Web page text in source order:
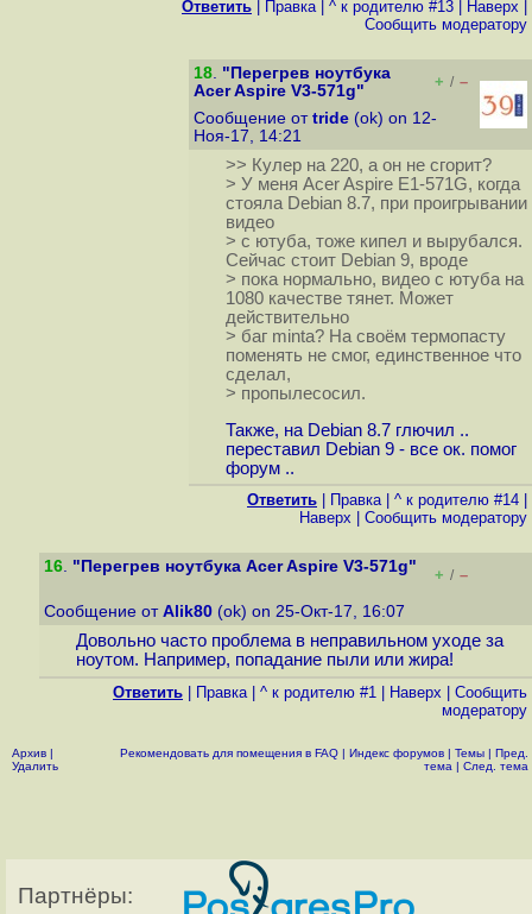
Ответить Правка| ^ к родителю #13 Наверх
Cообщить модератору
18. "Перегрев ноутбука
Acer Aspire V3-571g"
+ / –
Сообщение от tride (ok) on 12-
Ноя-17, 14:21
>> Кулер на 220, а он не сгорит?
> У меня Acer Aspire E1-571G, когда
стояла Debian 8.7, при проигрывании
видео
> с ютуба, тоже кипел и вырубался.
Сейчас стоит Debian 9, вроде
> пока нормально, видео с ютуба на
1080 качестве тянет. Может
действительно
> баг minta? На своём термопасту
поменять не смог, единственное что
сделал,
> пропылесосил.
Также, на Debian 8.7 глючил ..
переставил Debian 9 - все ок. помог
форум ..
Ответить Правка| ^ к родителю #14
Наверх
Cообщить модератору
16. "Перегрев ноутбука Acer Aspire V3-571g" + / –
Сообщение от Alik80 (ok) on 25-Окт-17, 16:07
Довольно часто проблема в неправильном уходе за
ноутом. Например, попадание пыли или жира!
Ответить Правка| ^ к родителю #1 Наверх
Cообщить
модератору
Архив |
Удалить
Рекомендовать для помещения в FAQ | Индекс форумов | Темы | Пред.
тема | След. тема
Партнёры: